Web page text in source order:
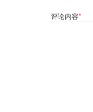
评论内容*